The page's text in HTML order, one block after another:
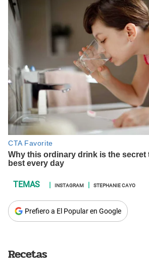
INSTAGRAM STEPHANIE CAYO
Prefiero a El Popular en Google
Recetas